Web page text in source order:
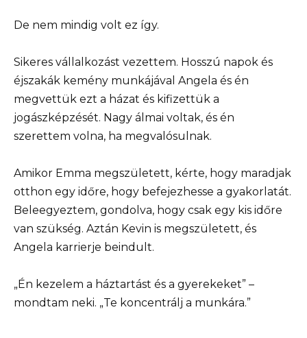
De nem mindig volt ez így.
Sikeres vállalkozást vezettem. Hosszú napok és
éjszakák kemény munkájával Angela és én
megvettük ezt a házat és kifizettük a
jogászképzését. Nagy álmai voltak, és én
szerettem volna, ha megvalósulnak.
Amikor Emma megszületett, kérte, hogy maradjak
otthon egy időre, hogy befejezhesse a gyakorlatát.
Beleegyeztem, gondolva, hogy csak egy kis időre
van szükség. Aztán Kevin is megszületett, és
Angela karrierje beindult.
„Én kezelem a háztartást és a gyerekeket” –
mondtam neki. „Te koncentrálj a munkára.”